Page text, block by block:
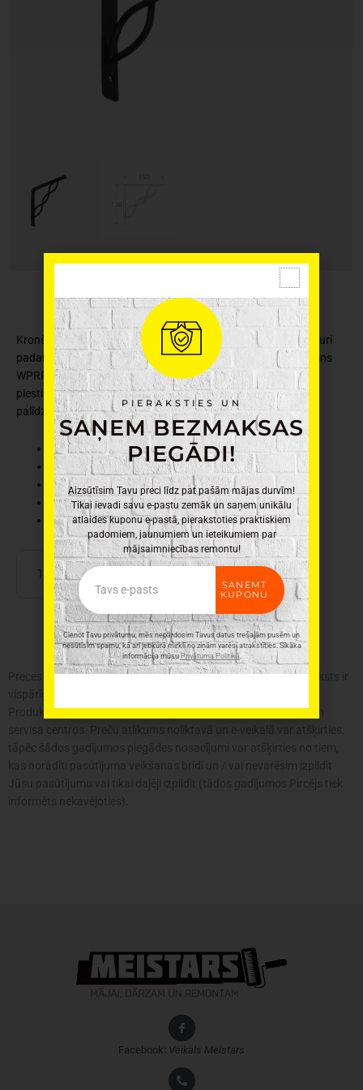
Kronšteins jeb plaukta atbalsts ar dizainiskiem elementiem, kuri
padara interjeru daudzveidīgāku un izsmalcinātāku. Kronšteins
WPRP150 izgatavots no tērauda. Paredzēts plauktu
piestiprināšanai pie sienas, viegli piestiprināms ar skrūvju
palīdzību.
Ražotājs: Domax
Materiāls: Tērauds
Krāsa: Melna
Svars: 0,193kg
Izmēri: 15 x 15cm
Dekoratīvs
kronšteins
150x150mm
daudzums
PIEVIENOT GROZAM
Preces krāsa var atšķirties no attēlā redzamās. Produkta apraksts ir
Produktu cenas e-veikalā var atšķirties no cenām lielveikalos un
Facebook: Veikals Meistars
PIERAKSTIES UN
SAŅEM BEZMAKSAS
PIEGĀDI!
Aizsūtīsim Tavu preci līdz pat pašām mājas durvīm!
Tikai ievadi savu e-pastu zemāk un saņem unikālu
atlaides kuponu e-pastā, pierakstoties praktiskiem
padomiem, jaunumiem un ieteikumiem par
mājsaimniecības remontu!
Email
SAŅEMT
KUPONU
Cienot Tavu privātumu, mēs nepārdosim Tavus datus trešajām pusēm un
nesūtīsim spamu, kā arī jebkurā mirklī no ziņām varēsi atrakstīties. Sīkāka
informācija mūsu Privātuma Politikā.